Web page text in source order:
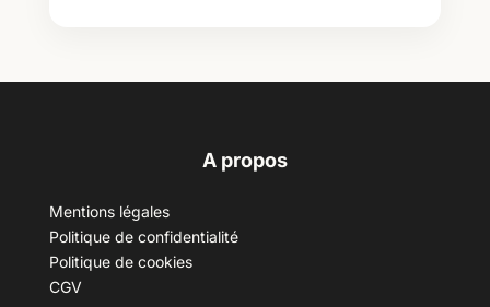
A propos
Mentions légales
Politique de confidentialité
Politique de cookies
CGV